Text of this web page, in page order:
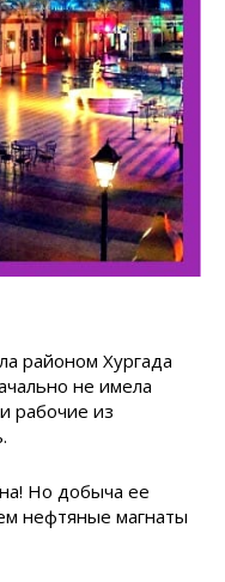
районом Хургада
не имела
рабочие из
Но добыча ее
нефтяные магнаты